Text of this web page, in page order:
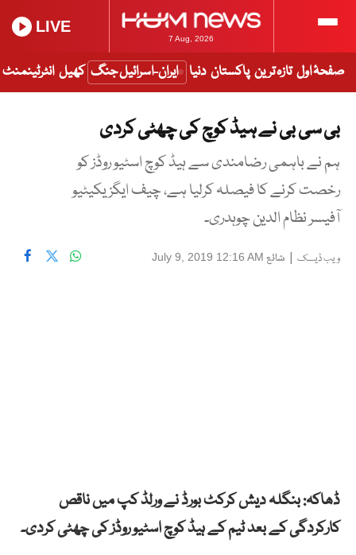
7 Aug, 2026
LIVE
صفحۂ اول تازہ ترین پاکستان دنیا ایران-اسرائیل جنگ کھیل انٹرٹینمنٹ
بی سی بی نے ہیڈ کوچ کی چھٹی کردی
ہم نے باہمی رضامندی سے ہیڈ کوچ اسٹیو روڈز کو
رخصت کرنے کا فیصلہ کرلیا ہے، چیف ایگزیکیٹیو
آفیسر نظام الدین چوہدری۔
ویب ڈیسک | شائع July 9, 2019 12:16 AM
ڈھاکہ: بنگلہ دیش کرکٹ بورڈ نے ورلڈ کپ میں ناقص
کارکردگی کے بعد ٹیم کے ہیڈ کوچ اسٹیو روڈز کی چھٹی کردی۔